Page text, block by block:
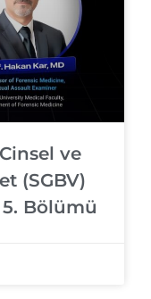
ve
(SGBV)
Bölümü